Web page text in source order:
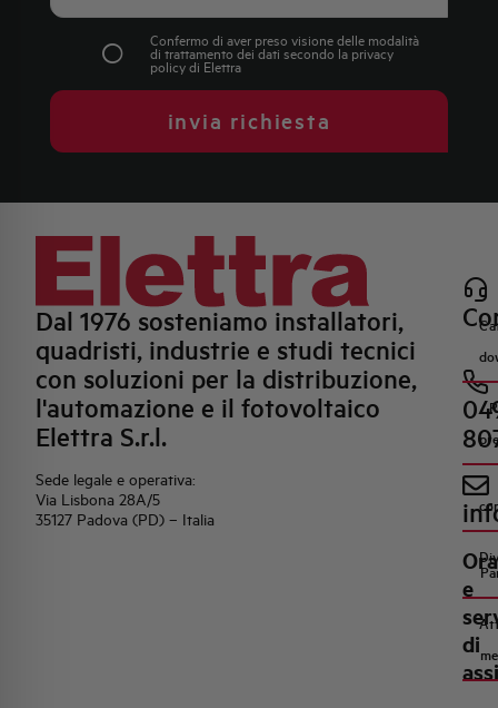
Confermo di aver preso visione delle modalità
di trattamento dei dati secondo la privacy
policydi Elettra
invia richiesta
Dal 1976 sosteniamo installatori,
quadristi, industrie e studi tecnici
con soluzioni per la distribuzione,
l'automazione e il fotovoltaico
Elettra S.r.l.
Sede legale e operativa:
Via Lisbona 28A/5
35127 Padova (PD) – Italia
e
di